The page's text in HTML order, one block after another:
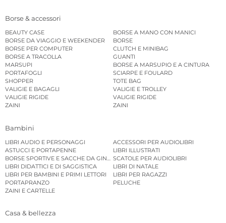
Borse & accessori
BEAUTY CASE
BORSE A MANO CON MANICI
BORSE DA VIAGGIO E WEEKENDER
BORSE
BORSE PER COMPUTER
CLUTCH E MINIBAG
BORSE A TRACOLLA
GUANTI
MARSUPI
BORSE A MARSUPIO E A CINTURA
PORTAFOGLI
SCIARPE E FOULARD
SHOPPER
TOTE BAG
VALIGIE E BAGAGLI
VALIGIE E TROLLEY
VALIGIE RIGIDE
VALIGIE RIGIDE
ZAINI
ZAINI
Bambini
LIBRI AUDIO E PERSONAGGI
ACCESSORI PER AUDIOLIBRI
ASTUCCI E PORTAPENNE
LIBRI ILLUSTRATI
BORSE SPORTIVE E SACCHE DA GINNASTICASCATOLE PER AUDIOLIBRI
LIBRI DIDATTICI E DI SAGGISTICA
LIBRI DI NATALE
LIBRI PER BAMBINI E PRIMI LETTORI
LIBRI PER RAGAZZI
PORTAPRANZO
PELUCHE
ZAINI E CARTELLE
Casa & bellezza